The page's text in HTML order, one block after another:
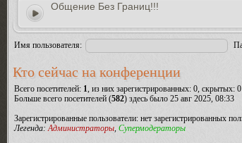
Общение Без Границ!!!
Имя пользователя:
Кто сейчас на конференции
Всего посетителей: 1, из них зарегистрированных: 0, скрытых:
Больше всего посетителей (582) здесь было 25 авг 2025, 08:33
Зарегистрированные пользователи: нет зарегистрированных
Легенда:Администраторы, Супермодераторы